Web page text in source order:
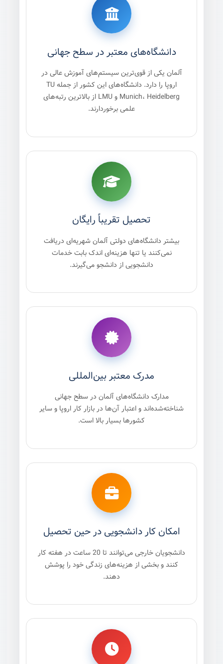
دانشگاه‌های معتبر در سطح جهانی
آلمان یکی از قوی‌ترین سیستم‌های آموزش عالی در
اروپا را دارد. دانشگاه‌های این کشور از جمله TU
Munich، Heidelberg و LMU از بالاترین رتبه‌های
علمی برخوردارند.
تحصیل تقریباً رایگان
بیشتر دانشگاه‌های دولتی آلمان شهریه‌ای دریافت
نمی‌کنند یا تنها هزینه‌ای اندک بابت خدمات
دانشجویی از دانشجو می‌گیرند.
مدرک معتبر بین‌المللی
مدارک دانشگاه‌های آلمان در سطح جهانی
شناخته‌شده‌اند و اعتبار آن‌ها در بازار کار اروپا و سایر
کشورها بسیار بالا است.
امکان کار دانشجویی در حین تحصیل
دانشجویان خارجی می‌توانند تا 20 ساعت در هفته کار
کنند و بخشی از هزینه‌های زندگی خود را پوشش
دهند.